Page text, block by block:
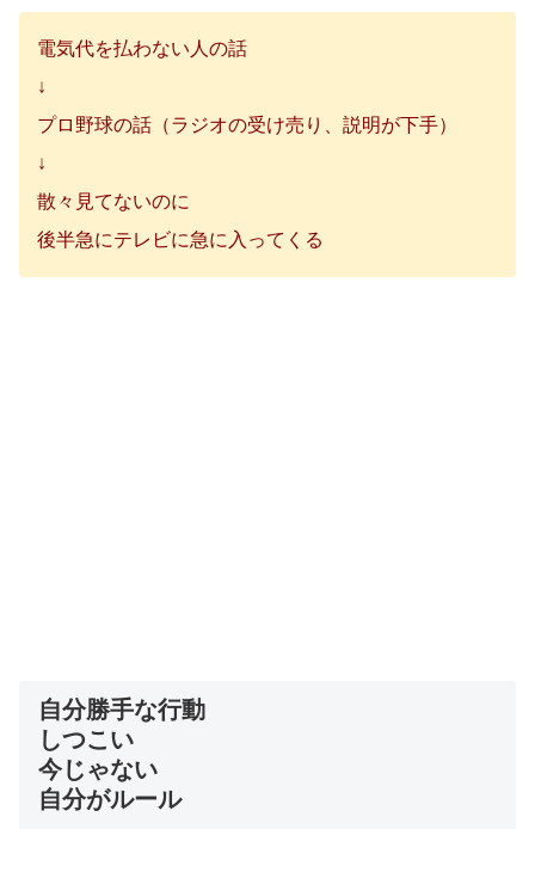
電気代を払わない人の話
↓
プロ野球の話（ラジオの受け売り、説明が下手）
↓
散々見てないのに
後半急にテレビに急に入ってくる
自分勝手な行動
しつこい
今じゃない
自分がルール